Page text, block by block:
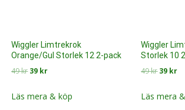
Wiggler Limtrekrok
Orange/Gul Storlek 12 2-pack
49kr Det
priset
39 krDet
priset
Läs mera & köp
Wiggler
Storlek 10
49kr Det
priset
39 krDet
Läs mera